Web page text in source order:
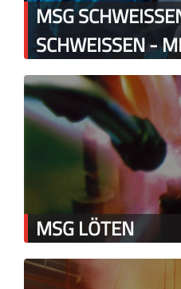
MSG
SCHWEISSEN -
MSG LÖTEN